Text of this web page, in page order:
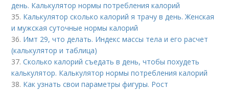
день. Калькулятор нормы потребления калорий
35. Калькулятор сколько калорий я трачу в день. Женская
и мужская суточные нормы калорий
36. Имт 29, что делать. Индекс массы тела и его расчет
(калькулятор и таблица)
37.Сколько калорий съедать в день, чтобы похудеть
калькулятор. Калькулятор нормы потребления калорий
38. Как узнать свои параметры фигуры. Рост